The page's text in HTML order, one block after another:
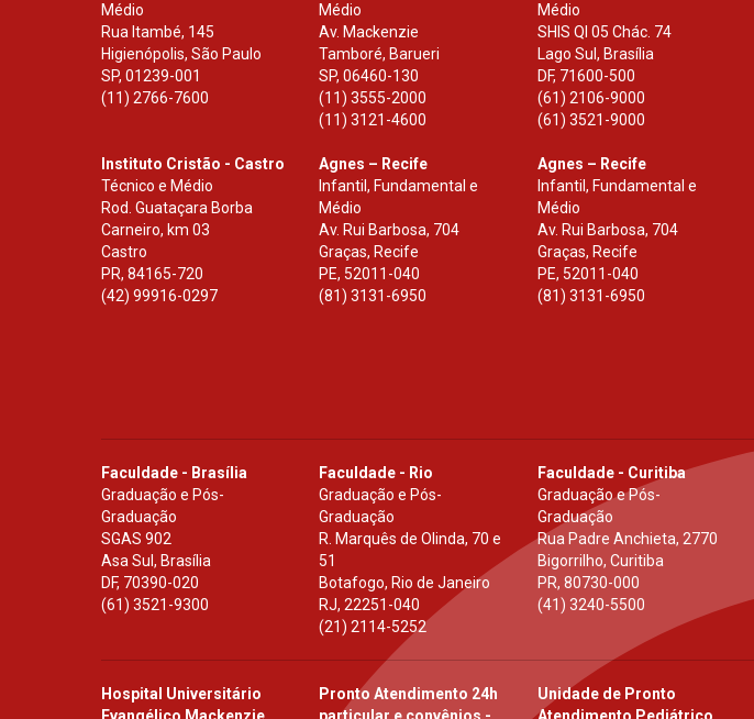
Médio
Rua Itambé, 145
Higienópolis, São Paulo
SP, 01239-001
(11) 2766-7600
Médio
Av. Mackenzie
Tamboré, Barueri
SP,06460-130
(11) 3555-2000
(11) 3121-4600
Médio
SHIS Ql 05 Chác. 74
Lago Sul, Brasília
DF, 71600-500
(61) 2106-9000
(61) 3521-9000
Instituto Cristão - Castro
Técnico e Médio
Rod. Guataçara Borba
Carneiro, km 03
Castro
PR, 84165-720
(42) 99916-0297
Agnes – Recife
Infantil, Fundamental e
Médio
Av. Rui Barbosa, 704
Graças, Recife
PE, 52011-040
(81) 3131-6950
Agnes – Recife
Infantil, Fundamental e
Médio
Av. Rui Barbosa, 704
Graças, Recife
PE, 52011-040
(81) 3131-6950
Faculdade - Brasília
Graduação e Pós-
Graduação
SGAS 902
Asa Sul, Brasília
DF, 70390-020
(61) 3521-9300
Faculdade - Rio
Graduação e Pós-
Graduação
R. Marquês de Olinda, 70 e
51
Botafogo, Rio de Janeiro
RJ,22251-040
(21) 2114-5252
Faculdade - Curitiba
Graduação e Pós-
Graduação
Rua Padre Anchieta, 2770
Bigorrilho, Curitiba
PR, 80730-000
(41) 3240-5500
Hospital Universitário
Pronto Atendimento 24h
Unidade de Pronto